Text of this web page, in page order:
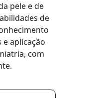
pele e de
de
aplicação
com